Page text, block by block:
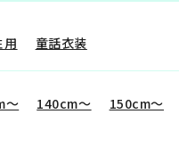
用 童話衣装
〜 140cm〜 150cm〜